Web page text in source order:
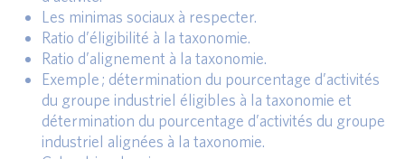
Les minimas sociaux à respecter.
Ratio d’éligibilité à la taxonomie.
Ratio d’alignement à la taxonomie.
Exemple ; détermination du pourcentage d’activités
du groupe industriel éligibles à la taxonomie et
détermination du pourcentage d’activités du groupe
industriel alignées à la taxonomie.